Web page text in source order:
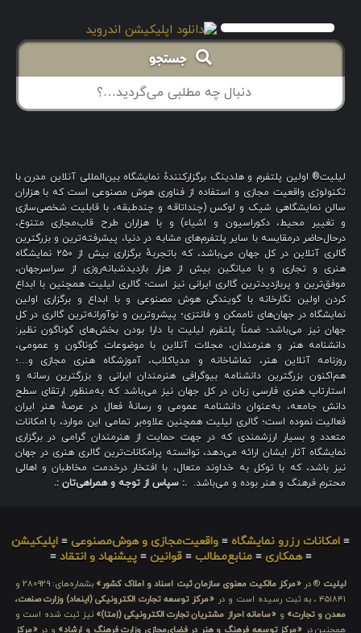
جستجو
لیلیت® اولین پلتفرم و هلدینگ برگزارکنندهٔ نمایشگاه بین‌المللی آنلاین مدرن با
تکنولوژی واقعیت مجازی و استفاده از فناوری هوش مصنوعی است که با هزاران
سالن نمایشگاهی شیک و لوکس (چنداتاقه و چندطبقه، با قابلیت شخصی‌سازی
و تغییر محیط، دکوراسیون و اشیاء) و با هزاران طرح قاب‌مجازی متنوع،
درحال‌حاضر درمقایسه با سایر پلتفرم‌های مشابه در دنیا، پیشرفته‌ترین و بزرگترین
گالری آنلاین در کل جهان می‌باشد، که باتجربهٔ برگزاری بیش از ۲۵۰ نمایشگاه
هنری و تجاری و با میانگین بیش از هزار بازدیدشبانه‌روزی از سراسرجهان،
موفق‌ترین و پربازدیدترین گالری ایرانی نیز است؛ گالری لیلیت همچنین با ابداع
کردن اولین نگارخانه با گویندگی هوش مصنوعی و با ابداع و برگزاری اولین
نمایشگاه در جهان‌های ناممکن و فانتزی؛ پیشروترین و نوآورانه‌ترین گالری در کل
جهان نیز می‌باشد؛ ضمناً پلتفرم لیلیت با دارا بودن بخش‌های گوناگون نظیر:
دانشنامه هنر و هنرمندان، مجلات آنلاین با موضوعات گوناگون و عمومی،
روزنامه آنلاین هنر، تماشاخانه و مدیاکلاب، آموزشگاه هنری مجازی و…؛
هم‌اکنون بزرگترین دانشنامه بیوگرافی هنرمندان ایرانی و بزرگترین رسانه و
استارتاپ هنری فارسی زبان در کل جهان نیز می‌باشد که به‌منظور ارتقای سطح
دانش جامعه، به‌عنوان دانشنامه عمومی و رسانهٔ فعال در عرصهٔ هنر ایران
فعالیت نموده است؛ گالری لیلیت همچنین علاوه‌بر تمامی این موارد، با امکانات
متعدد و بسیار ارزشمندی که در جهت حمایت از هنرمندان گرامی در برگزاری
نمایشگاه آثار ایشان ارائه می‌دهد، توانسته پرامکانات‌ترین گالری هنری در جهان
نیز باشد، که با توکل به خداوند متعال، با افتخار درخدمت مخاطبان و اهالی
محترم فرهنگ و هنر بوده و می‌باشد. .: سپاس از توجه و همراهی‌تان :.
≡ امکانات رزرو نمایشگاه ≡ واقعیت‌مجازی و هوش‌مصنوعی ≡ اپلیکیشن
≡همکاری ≡منابع‌مطالب ≡قوانین ≡پیشنهاد و انتقاد ≡
لیلیت ® در «مرکز مالکیت معنوی سازمان ثبت اسناد و املاک کشور»
بشماره‌های: ۲۸۰۹۲۹ و
۴۵۱۸۴۱ ، به ثبت رسیده است و در
«مرکز توسعه تجارت الکترونیکی (اینماد) وزارت صنعت،
معدن و تجارت» و «سامانه احراز مشتریان تجارت الکترونیکی (اِمتا)» نیز ثبت شده است و
همچنین در «مرکز توسعه فرهنگ و هنر در فضای‌مجازی وزارت فرهنگ و ارشاد» و در«مرکز